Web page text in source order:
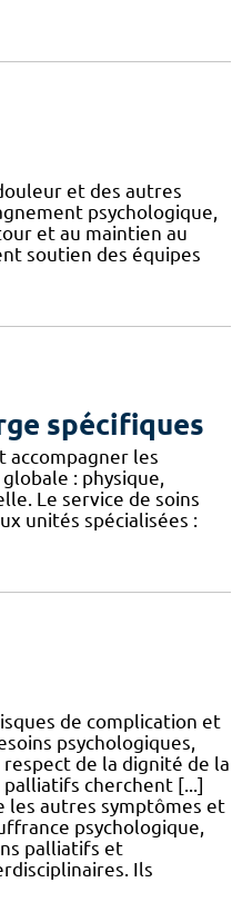
et des autres
psychologique,
et au maintien au
soutien des équipes
spécifiques
accompagner les
: physique,
Le service de soins
unités spécialisées :
de complication et
psychologiques,
de la dignité de la
palliatifs cherchent [...]
les autres symptômes et
psychologique,
palliatifs et
Ils